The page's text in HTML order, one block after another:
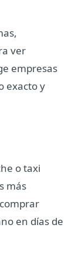
ver
empresas
exacto y
o taxi
más
en días de